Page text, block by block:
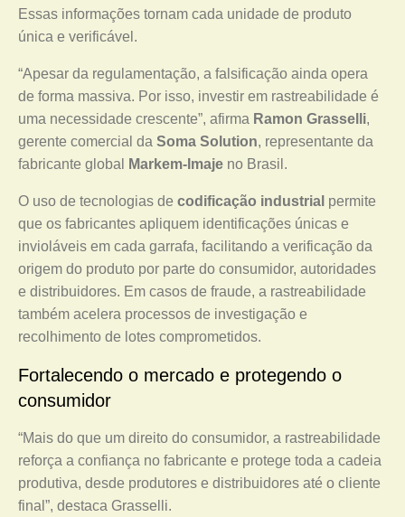
Essas informações tornam cada unidade de produto
única e verificável.
“Apesar da regulamentação, a falsificação ainda opera
de forma massiva. Por isso, investir em rastreabilidade é
uma necessidade crescente”, afirma Ramon Grasselli,
gerente comercial da Soma Solution, representante da
fabricante global
Markem-Imaje no Brasil.
O uso de tecnologias de codificação industrial permite
que os fabricantes apliquem identificações únicas e
invioláveis em cada garrafa, facilitando a verificação da
origem do produto por parte do consumidor, autoridades
e distribuidores. Em casos de fraude, a rastreabilidade
também acelera processos de investigação e
recolhimento de lotes comprometidos.
Fortalecendo o mercado e protegendo o
consumidor
“Mais do que um direito do consumidor, a rastreabilidade
reforça a confiança no fabricante e protege toda a cadeia
produtiva, desde produtores e distribuidores até o cliente
final”, destaca Grasselli.